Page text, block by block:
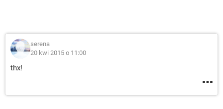
serena
20 kwi 2015 o 11:00
thx!